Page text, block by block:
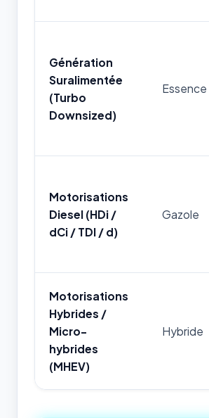
Génération
Suralimentée
(Turbo
Downsized)
Essence
Motorisations
Diesel (HDi /
dCi / TDI / d)
Gazole
Motorisations
Hybrides /
Micro-
hybrides
(MHEV)
Hybride